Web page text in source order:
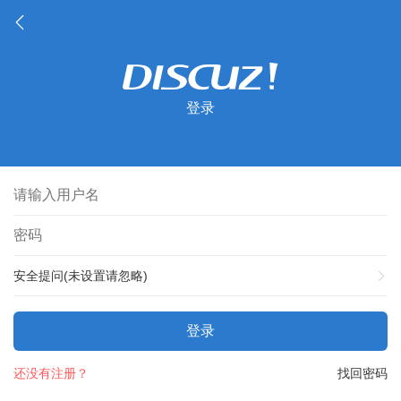
登录
安全提问(未设置请忽略)
登录
找回密码
还没有注册？